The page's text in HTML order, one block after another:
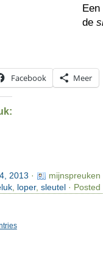
Een
de
Facebook Meer
2013 ·
mijnspreuken
, loper, sleutel ·